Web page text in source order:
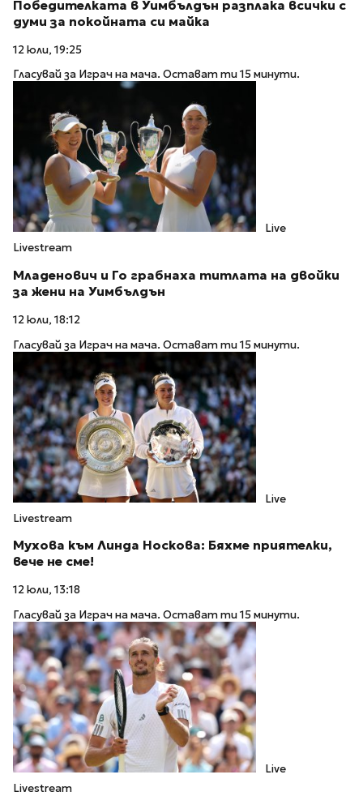
Победителката в Уимбълдън разплака всички с
думи за покойната си майка
12 юли, 19:25
Гласувай за Играч на мача. Остават ти 15 минути.
Live
Livestream
Младенович и Го грабнаха титлата на двойки
за жени на Уимбълдън
12 юли, 18:12
Гласувай за Играч на мача. Остават ти 15 минути.
Live
Livestream
Мухова към Линда Носкова: Бяхме приятелки,
вече не сме!
12 юли, 13:18
Гласувай за Играч на мача. Остават ти 15 минути.
Live
Livestream